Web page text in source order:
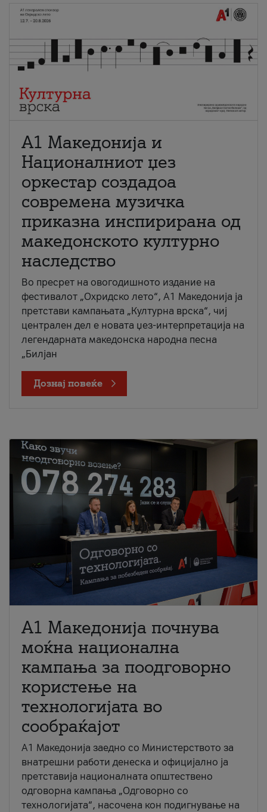
А1 Македонија и
Националниот џез
оркестар создадоа
современа музичка
приказна инспирирана од
македонското културно
наследство
Во пресрет на овогодишното издание на
фестивалот „Охридско лето“, А1 Македонија ја
претстави кампањата „Културна врска“, чиј
централен дел е новата џез-интерпретација на
легендарната македонска народна песна
„Билјан
Дознај повеќе
A1 Македонија почнува
моќна национална
кампања за поодговорно
користење на
технологијата во
сообраќајот
A1 Македонија заедно со Министерството за
внатрешни работи денеска и официјално ја
претставија националната општествено
одговорна кампања „Одговорно со
технологијата“, насочена кон подигнување на